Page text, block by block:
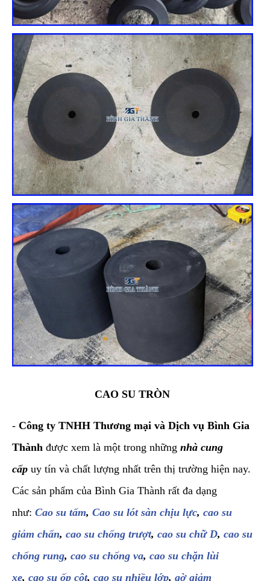
CAO SU TRÒN
- Công ty TNHH Thương mại và Dịch vụ Bình Gia
Thành được xem là một trong những nhà cung
cấp uy tín và chất lượng nhất trên thị trường hiện nay.
Các sản phẩm của Bình Gia Thành rất đa dạng
như: Cao su tấm, Cao su lót sàn chịu lực, cao su
giảm chấn, cao su chống trượt, cao su chữ D, cao su
chống rung, cao su chống va, cao su chặn lùi
xe, cao su ốp cột, cao su nhiều lớp, gờ giảm